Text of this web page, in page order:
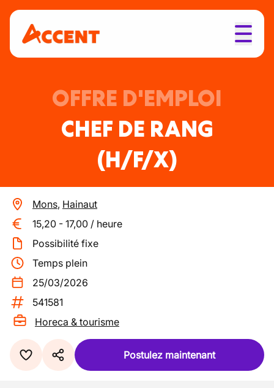
OFFRE D'EMPLOI
CHEF DE RANG
(H/F/X)
Mons, Hainaut
15,20 - 17,00 / heure
Possibilité fixe
Temps plein
25/03/2026
541581
Horeca & tourisme
Postulez maintenant